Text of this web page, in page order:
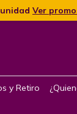
Ver
y Retiro